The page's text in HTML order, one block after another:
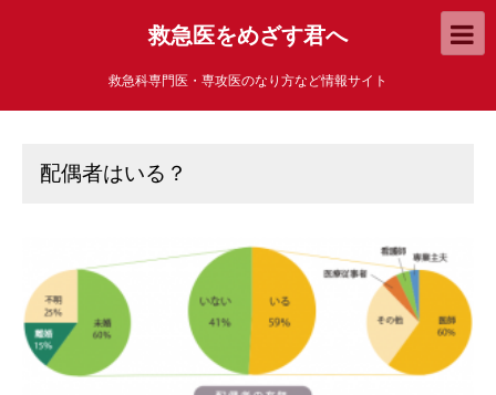
救急医をめざす君へ
救急科専門医・専攻医のなり方など情報サイト
配偶者はいる？